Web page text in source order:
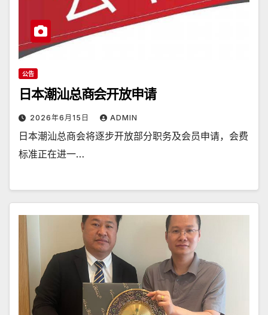
公告
日本潮汕总商会开放申请
2026年6月15日 ADMIN
日本潮汕总商会将逐步开放部分职务及会员申请，会费
标准正在进一…